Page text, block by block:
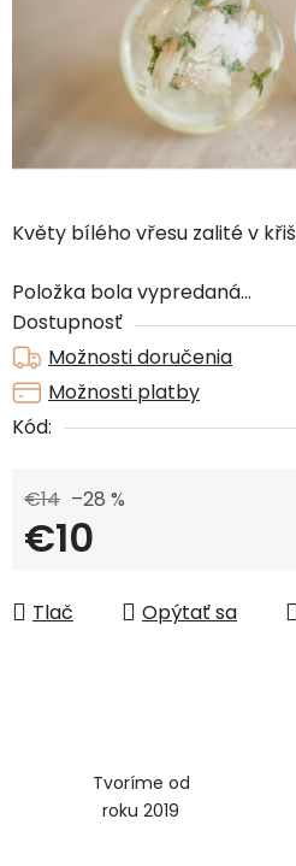
Květy bílého vřesu zalité v
Položka bola vypredaná…
Dostupnosť
Možnosti doručenia
Možnosti platby
Kód:
€14 –28 %
€10
Tlač
Opýtať sa
Tvoríme od
roku 2019